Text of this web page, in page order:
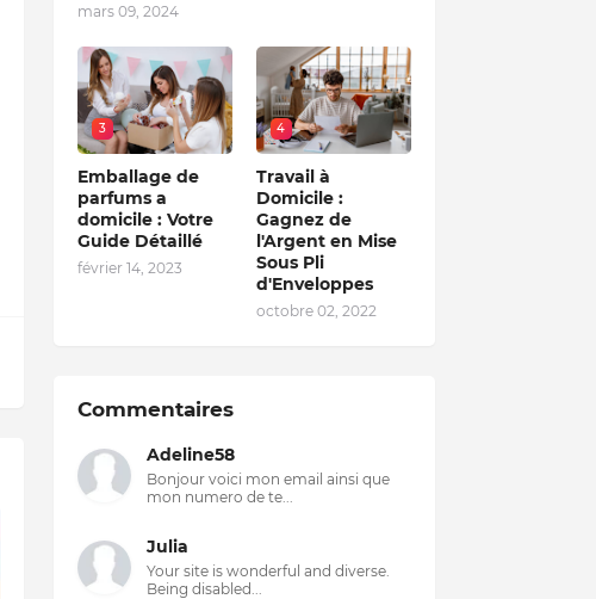
mars 09, 2024
3
Emballage de
parfums a
domicile : Votre
Guide Détaillé
février 14, 2023
4
Travail à
Domicile :
Gagnez de
l'Argent en Mise
Sous Pli
d'Enveloppes
octobre 02, 2022
Commentaires
Adeline58
Bonjour voici mon email ainsi que
mon numero de te...
Julia
Your site is wonderful and diverse.
Being disabled...